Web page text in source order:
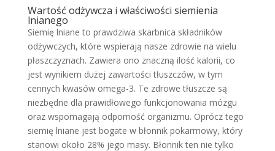
Wartość odżywcza i właściwości siemienia
lnianego
Siemię lniane to prawdziwa skarbnica składników
odżywczych, które wspierają nasze zdrowie na wielu
płaszczyznach. Zawiera ono znaczną ilość kalorii, co
jest wynikiem dużej zawartości tłuszczów, w tym
cennych kwasów omega-3. Te zdrowe tłuszcze są
niezbędne dla prawidłowego funkcjonowania mózgu
oraz wspomagają odporność organizmu. Oprócz tego
siemię lniane jest bogate w błonnik pokarmowy, który
stanowi około 28% jego masy. Błonnik ten nie tylko